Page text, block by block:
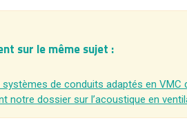
sur le même sujet :
de conduits adaptés en VMC
notre dossier sur l’acoustique en